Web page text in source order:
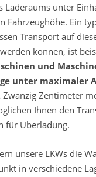
Laderaums unter
Fahrzeughöhe. Ein
Transport auf
können, ist
und
unter maximaler
Zwanzig Zentimeter
Ihnen den
für Überladung.
unsere LKWs die
in verschiedene